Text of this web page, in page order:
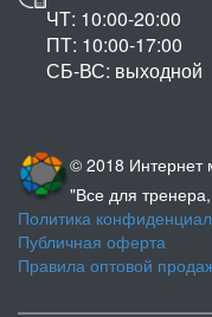
ЧТ: 10:00-20:00
ПТ: 10:00-17:00
СБ-ВС: выходной
© 2018 Интернет
"Все для
Политика
Публичная оферта
Правила оптовой